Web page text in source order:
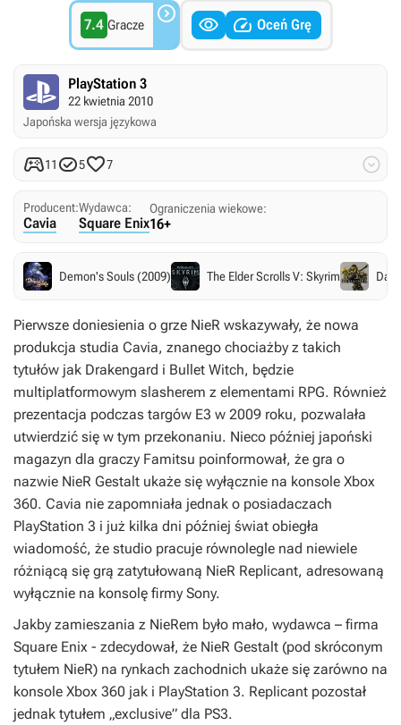
7.4 Gracze    Oceń Grę
PlayStation 3
22 kwietnia 2010
Japońska wersja językowa
11 57 
Producent:
Cavia
Wydawca:
Square Enix
Ograniczenia wiekowe:
16+
Demon's Souls (2009) The Elder Scrolls V: Skyrim
Pierwsze doniesienia o grze NieR wskazywały, że nowa
produkcja studia Cavia, znanego chociażby z takich
tytułów jak Drakengard i Bullet Witch, będzie
multiplatformowym slasherem z elementami RPG. Również
prezentacja podczas targów E3 w 2009 roku, pozwalała
utwierdzić się w tym przekonaniu. Nieco później japoński
magazyn dla graczy Famitsu poinformował, że gra o
nazwie NieR Gestalt ukaże się wyłącznie na konsole Xbox
360. Cavia nie zapomniała jednak o posiadaczach
PlayStation 3 i już kilka dni później świat obiegła
wiadomość, że studio pracuje równolegle nad niewiele
różniącą się grą zatytułowaną NieR Replicant, adresowaną
wyłącznie na konsolę firmy Sony.
Jakby zamieszania z NieRem było mało, wydawca – firma
Square Enix - zdecydował, że NieR Gestalt (pod skróconym
tytułem NieR) na rynkach zachodnich ukaże się zarówno na
konsole Xbox 360 jak i PlayStation 3. Replicant pozostał
jednak tytułem „exclusive” dla PS3.